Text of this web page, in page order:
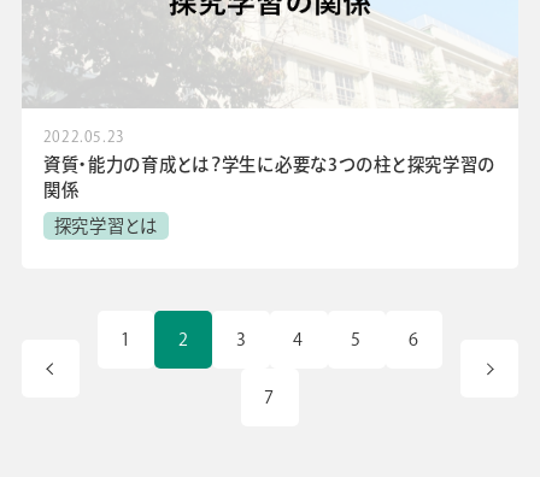
2022.05.23
資質・能力の育成とは？学生に必要な3つの柱と探究学習の
関係
探究学習とは
1 2 3 4 5 6
7